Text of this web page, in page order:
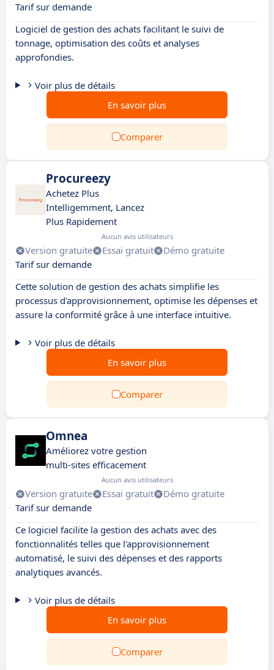
Tarif sur demande
Logiciel de gestion des achats facilitant le suivi de
tonnage, optimisation des coûts et analyses
approfondies.
Voir plus de détails
En savoir plus
Comparer
Procureezy
Achetez Plus
Intelligemment, Lancez
Plus Rapidement
Aucun avis utilisateurs
Version gratuite Essai gratuit
Démo gratuite
Tarif sur demande
Cette solution de gestion des achats simplifie les
processus d'approvisionnement, optimise les dépenses et
assure la conformité grâce à une interface intuitive.
Voir plus de détails
En savoir plus
Comparer
Omnea
Améliorez votre gestion
multi-sites efficacement
Aucun avis utilisateurs
Version gratuite Essai gratuit
Démo gratuite
Tarif sur demande
Ce logiciel facilite la gestion des achats avec des
fonctionnalités telles que l'approvisionnement
automatisé, le suivi des dépenses et des rapports
analytiques avancés.
Voir plus de détails
En savoir plus
Comparer